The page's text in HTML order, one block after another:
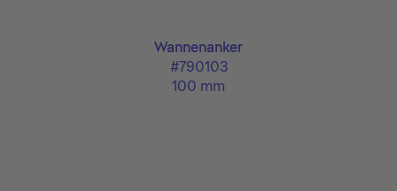
Wannenanker
#790103
100 mm